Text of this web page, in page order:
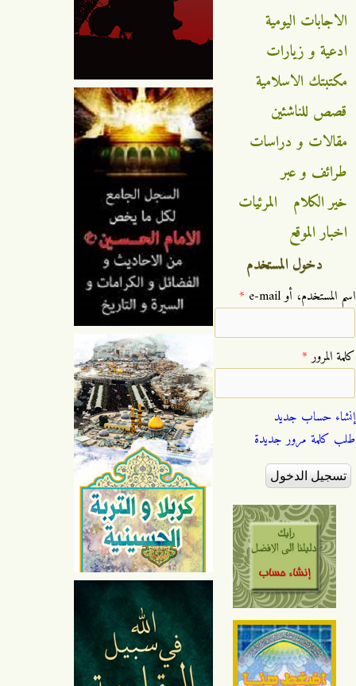
الاجابات اليومية
ادعية و زيارات
مكتبتك الاسلامية
قصص للناشئين
مقالات و دراسات
طرائف و عبر
خير الكلام
المرئيات
اخبار الموقع
دخول المستخدم
‏اسم المستخدم، أو e-mail ‏ *
‏كلمة المرور ‏*
إنشاء حساب جديد
طلب كلمة مرور جديدة